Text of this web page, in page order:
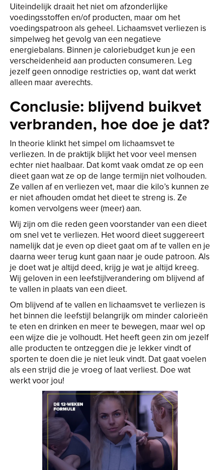
Uiteindelijk draait het niet om afzonderlijke
voedingsstoffen en/of producten, maar om het
voedingspatroon als geheel. Lichaamsvet verliezen is
simpelweg het gevolg van een negatieve
energiebalans. Binnen je caloriebudget kun je een
verscheidenheid aan producten consumeren. Leg
jezelf geen onnodige restricties op, want dat werkt
alleen maar averechts.
Conclusie: blijvend buikvet
verbranden, hoe doe je dat?
In theorie klinkt het simpel om lichaamsvet te
verliezen. In de praktijk blijkt het voor veel mensen
echter niet haalbaar. Dat komt vaak omdat ze op een
dieet gaan wat ze op de lange termijn niet volhouden.
Ze vallen af en verliezen vet, maar die kilo’s kunnen ze
er niet afhouden omdat het dieet te streng is. Ze
komen vervolgens weer (meer) aan.
Wij zijn om die reden geen voorstander van een dieet
om snel vet te verliezen. Het woord dieet suggereert
namelijk dat je even op dieet gaat om af te vallen en je
daarna weer terug kunt gaan naar je oude patroon. Als
je doet wat je altijd deed, krijg je wat je altijd kreeg.
Wij geloven in een leefstijlverandering om blijvend af
te vallen in plaats van een dieet.
Om blijvend af te vallen en lichaamsvet te verliezen is
het binnen die leefstijl belangrijk om minder calorieën
te eten en drinken en meer te bewegen, maar wel op
een wijze die je volhoudt. Het heeft geen zin om jezelf
alle producten te ontzeggen die je lekker vindt of
sporten te doen die je niet leuk vindt. Dat gaat voelen
als een strijd die je vroeg of laat verliest. Doe wat
werkt voor jou!